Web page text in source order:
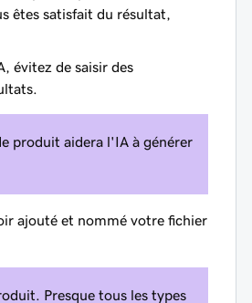
êtes satisfait du résultat,
évitez de saisir des
produit aidera l'IA à générer
ajouté et nommé votre fichier
Presque tous les types